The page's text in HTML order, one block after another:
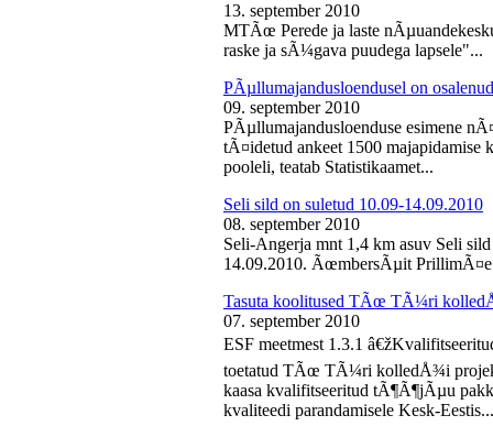
13. september 2010
MTÃœ Perede ja laste
raske ja sÃ¼gava puudega lapsele"...
PÃµllumajandusloendusel on
09. september 2010
PÃµllumajandusloenduse esimene
tÃ¤idetud ankeet 1500 majapidamise
pooleli, teatab Statistikaamet...
Seli sild on suletud 10.09-14.09.2010
08. september 2010
Seli-Angerja mnt 1,4 km asuv Seli
14.09.2010. ÃœmbersÃµit
Tasuta koolitused TÃœ TÃ¼ri
07. september 2010
ESF meetmest 1.3.1
toetatud TÃœ TÃ¼ri kolledÅ¾i
kaasa kvalifitseeritud tÃ¶Ã¶jÃµu
kvaliteedi parandamisele Kesk-Eestis...